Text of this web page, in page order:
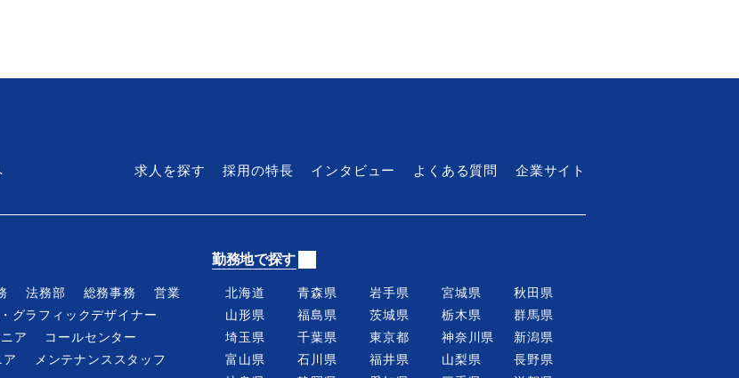
界未経験歓迎 急募求人
社会人経験20年以上歓迎 新規事業・スタートアップメンバー
定まで2週間 応募前見学可
業員持株制度あり 住宅手当・家賃補助制度あり
求人を探す 採用の特長 インタビュー よくある質問 企業サイト
法務部 総務事務
営業
グラフィックデザイナー
ア
コールセンター
メンテナンススタッフ
勤務地で探す
北海道 青森県 岩手県 宮城県
秋田県
山形県
福島県 茨城県 栃木県
群馬県
埼玉県
千葉県 東京都 神奈川県
新潟県
富山県
石川県 福井県 山梨県
長野県